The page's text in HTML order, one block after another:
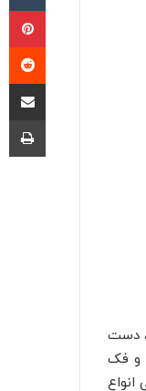
دست
و فک
انواع
اشتراک